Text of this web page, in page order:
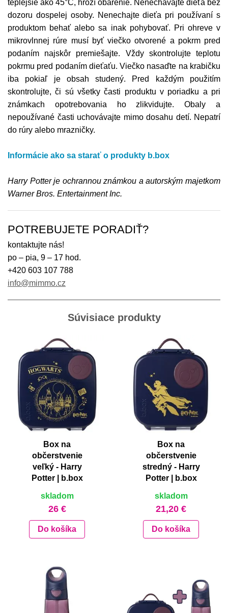
teplejšie ako 45°C, hrozí obarenie. Nenechávajte dieťa bez
dozoru dospelej osoby. Nenechajte dieťa pri používaní s
produktom behať alebo sa inak pohybovať. Pri ohreve v
mikrovlnnej rúre musí byť viečko otvorené a pokrm pred
podaním najskôr premiešajte. Vždy skontrolujte teplotu
pokrmu pred podaním dieťaťu. Viečko nasaďte na krabičku
iba pokiaľ je obsah studený. Pred každým použitím
skontrolujte, či sú všetky časti produktu v poriadku a pri
známkach opotrebovania ho zlikvidujte. Obaly a
nepoužívané časti uchovávajte mimo dosahu detí. Nepatrí
do rúry alebo mrazničky.
Informácie ako sa starať o produkty b.box
Harry Potter je ochrannou známkou a autorským majetkom
Warner Bros. Entertainment Inc.
POTREBUJETE PORADIŤ?
kontaktujte nás!
po – pia, 9 – 17 hod.
+420 603 107 788
info@mimmo.cz
Súvisiace produkty
Box na
občerstvenie
veľký - Harry
Potter | b.box
skladom
26 €
Do košíka
Box na
občerstvenie
stredný - Harry
Potter | b.box
skladom
21,20 €
Do košíka